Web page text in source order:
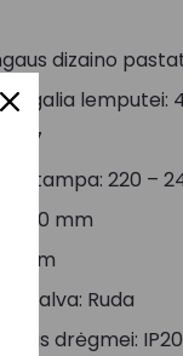
dizaino
galia lemputei:
E27
įtampa: 220 –
1500 mm
mm
spalva: Ruda
drėgmei: IP20